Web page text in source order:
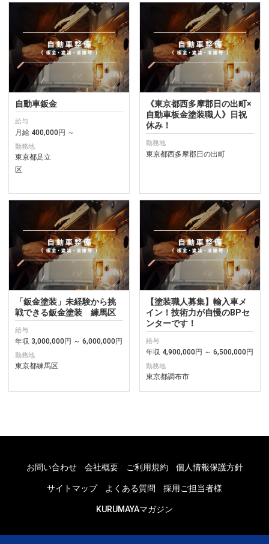
自動車鈑金
給与
月給 400,000円 ～
勤務地
東京都足立
区
《東京都西多摩郡日の出町×
自動車板金塗装職人》日祝
休み！
勤務地
東京都西多摩郡日の出町
「鈑金塗装」未経験から挑
戦できる鈑金塗装 練馬区
給与
年収 3,000,000円 ～ 6,000,000円
勤務地
東京都練馬区
【塗装職人募集】輸入車メ
イン！技術力が自慢のBPセ
ンターです！
給与
年収 4,900,000円 ～ 6,500,000円
勤務地
東京都調布市
お問い合わせ 会社概要 ご利用規約 個人情報保護方針
サイトマップ よくある質問 採用ご担当者様
KURUMAYAマガジン